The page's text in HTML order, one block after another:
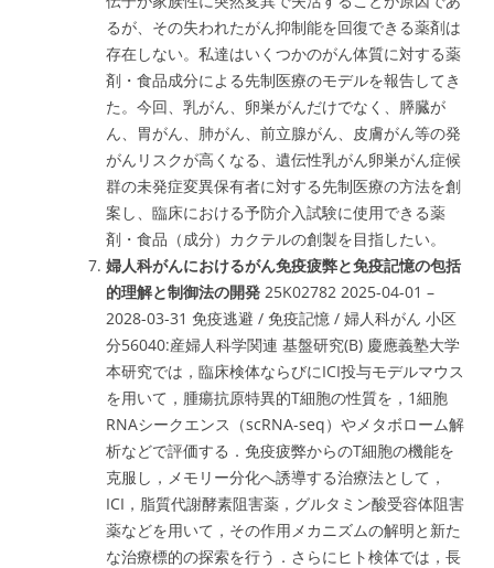
るが、その失われたがん抑制能を回復できる薬剤は
存在しない。私達はいくつかのがん体質に対する薬
剤・食品成分による先制医療のモデルを報告してき
た。今回、乳がん、卵巣がんだけでなく、膵臓が
ん、胃がん、肺がん、前立腺がん、皮膚がん等の発
がんリスクが高くなる、遺伝性乳がん卵巣がん症候
群の未発症変異保有者に対する先制医療の方法を創
案し、臨床における予防介入試験に使用できる薬
剤・食品（成分）カクテルの創製を目指したい。
婦人科がんにおけるがん免疫疲弊と免疫記憶の包括
的理解と制御法の開発 25K02782 2025-04-01 –
2028-03-31 免疫逃避 / 免疫記憶 / 婦人科がん 小区
分56040:産婦人科学関連 基盤研究(B) 慶應義塾大学
本研究では，臨床検体ならびにICI投与モデルマウス
を用いて，腫瘍抗原特異的T細胞の性質を，1細胞
RNAシークエンス（scRNA-seq）やメタボローム解
析などで評価する．免疫疲弊からのT細胞の機能を
克服し，メモリー分化へ誘導する治療法として，
ICI，脂質代謝酵素阻害薬，グルタミン酸受容体阻害
薬などを用いて，その作用メカニズムの解明と新た
な治療標的の探索を行う．さらにヒト検体では，長